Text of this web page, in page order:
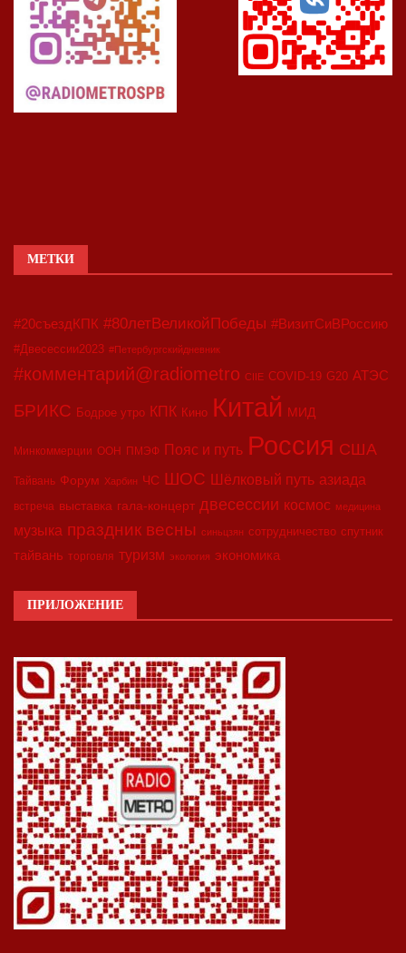
МЕТКИ
#20съездКПК #80летВеликойПобеды #ВизитСиВРоссию
#Двесессии2023 #Петербургскийдневник
#комментарий@radiometro CIIE COVID-19 G20 АТЭС
БРИКС Бодрое утро КПК Кино Китай МИД
Минкоммерции ООН ПМЭФ Пояс и путь Россия США
Тайвань Форум Харбин ЧС ШОС Шёлковый путь азиада
встреча выставка гала-концерт двесессии космос медицина
музыка праздник весны синьцзян сотрудничество спутник
тайвань торговля туризм экология экономика
ПРИЛОЖЕНИЕ